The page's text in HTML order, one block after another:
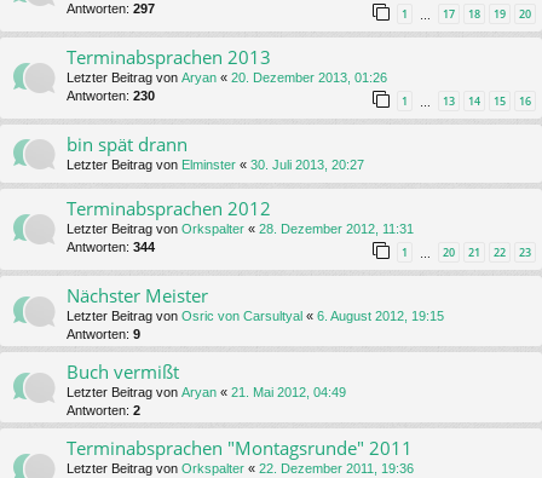
Antworten: 297 1 … 17 18 19 20
Terminabsprachen 2013
Letzter Beitrag von Aryan « 20. Dezember 2013, 01:26
Antworten: 230 1 … 13 14 15 16
bin spät drann
Letzter Beitrag von Elminster « 30. Juli 2013, 20:27
Terminabsprachen 2012
Letzter Beitrag von Orkspalter « 28. Dezember 2012, 11:31
Antworten: 344 1 … 20 21 22 23
Nächster Meister
Letzter Beitrag von Osric von Carsultyal « 6. August 2012, 19:15
Antworten: 9
Buch vermißt
Letzter Beitrag von Aryan « 21. Mai 2012, 04:49
Antworten: 2
Terminabsprachen "Montagsrunde" 2011
Letzter Beitrag von Orkspalter « 22. Dezember 2011, 19:36